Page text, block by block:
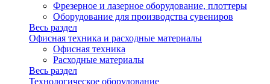
Фрезерное и лазерное оборудование, плоттеры
Оборудование для производства сувениров
Весь раздел
Офисная техника и расходные материалы
Офисная техника
Расходные материалы
Весь раздел
Технологическое оборудование